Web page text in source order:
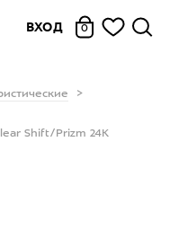
ВХОД 0
Shift/Prizm 24K